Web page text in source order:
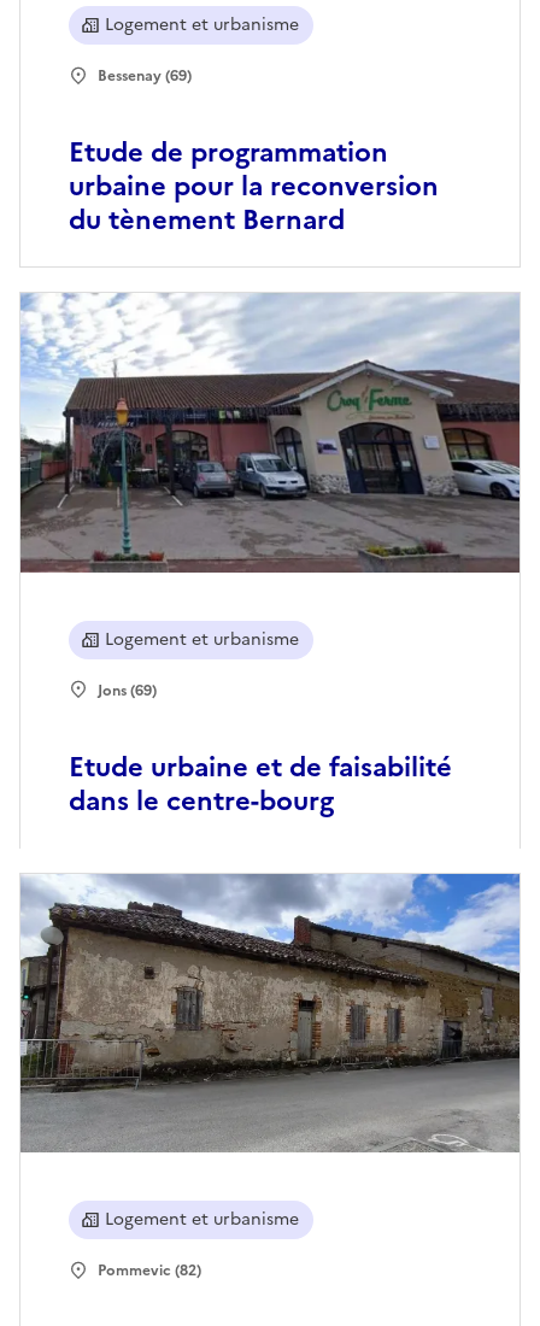
Etude de programmation
urbaine pour la reconversion
du tènement Bernard
Logement et urbanisme
Bessenay (69)
Etude urbaine et de faisabilité
dans le centre-bourg
Logement et urbanisme
Jons (69)
Logement et urbanisme
Pommevic (82)